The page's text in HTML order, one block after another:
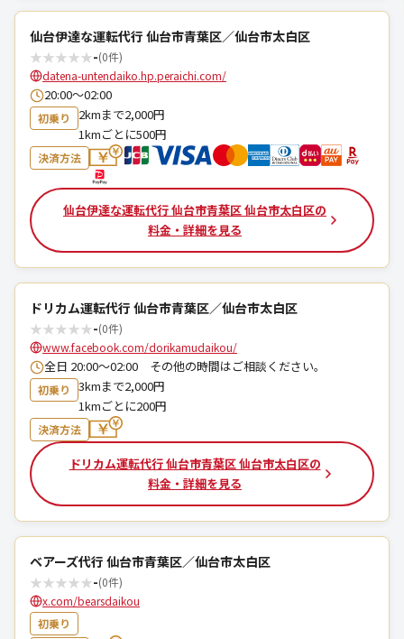
仙台伊達な運転代行 仙台市青葉区／仙台市太白区
★★★★★-(0件)
datena-untendaiko.hp.peraichi.com/
20:00～02:00
初乗り
2kmまで2,000円
1kmごとに500円
決済方法
仙台伊達な運転代行 仙台市青葉区 仙台市太白区の
料金・詳細を見る
ドリカム運転代行 仙台市青葉区／仙台市太白区
★★★★★-(0件)
www.facebook.com/dorikamudaikou/
全日 20:00〜02:00 その他の時間はご相談ください。
初乗り
3kmまで2,000円
1kmごとに200円
決済方法
ドリカム運転代行 仙台市青葉区 仙台市太白区の
料金・詳細を見る
ベアーズ代行 仙台市青葉区／仙台市太白区
★★★★★-(0件)
x.com/bearsdaikou
初乗り